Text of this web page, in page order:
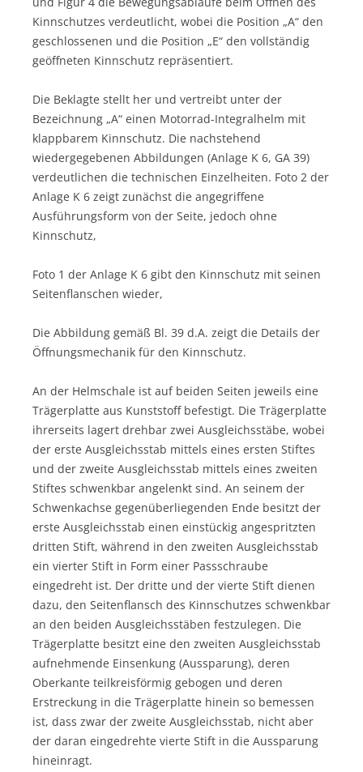
Kinnschutzes verdeutlicht, wobei die Position „A“ den
geschlossenen und die Position „E“ den vollständig
geöffneten Kinnschutz repräsentiert.
Die Beklagte stellt her und vertreibt unter der
Bezeichnung „A“ einen Motorrad-Integralhelm mit
klappbarem Kinnschutz. Die nachstehend
wiedergegebenen Abbildungen (Anlage K 6, GA 39)
verdeutlichen die technischen Einzelheiten. Foto 2 der
Anlage K 6 zeigt zunächst die angegriffene
Ausführungsform von der Seite, jedoch ohne
Kinnschutz,
Foto 1 der Anlage K 6 gibt den Kinnschutz mit seinen
Seitenflanschen wieder,
Die Abbildung gemäß Bl. 39 d.A. zeigt die Details der
Öffnungsmechanik für den Kinnschutz.
An der Helmschale ist auf beiden Seiten jeweils eine
Trägerplatte aus Kunststoff befestigt. Die Trägerplatte
ihrerseits lagert drehbar zwei Ausgleichsstäbe, wobei
der erste Ausgleichsstab mittels eines ersten Stiftes
und der zweite Ausgleichsstab mittels eines zweiten
Stiftes schwenkbar angelenkt sind. An seinem der
Schwenkachse gegenüberliegenden Ende besitzt der
erste Ausgleichsstab einen einstückig angespritzten
dritten Stift, während in den zweiten Ausgleichsstab
ein vierter Stift in Form einer Passschraube
eingedreht ist. Der dritte und der vierte Stift dienen
dazu, den Seitenflansch des Kinnschutzes schwenkbar
an den beiden Ausgleichsstäben festzulegen. Die
Trägerplatte besitzt eine den zweiten Ausgleichsstab
aufnehmende Einsenkung (Aussparung), deren
Oberkante teilkreisförmig gebogen und deren
Erstreckung in die Trägerplatte hinein so bemessen
ist, dass zwar der zweite Ausgleichsstab, nicht aber
der daran eingedrehte vierte Stift in die Aussparung
hineinragt.